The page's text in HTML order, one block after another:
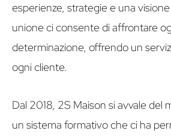
esperienze, strategie e una
unione ci consente di affrontare
determinazione, offrendo un
ogni cliente.
Dal 2018, 2S Maison si avvale del
un sistema formativo che ci ha